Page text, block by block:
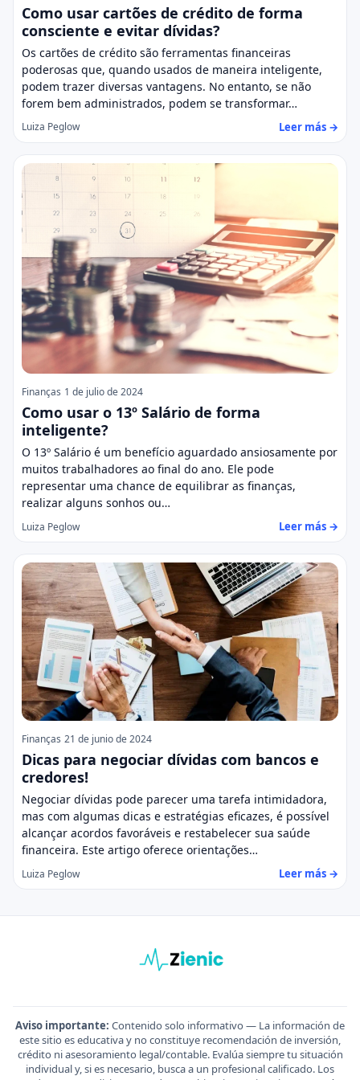
Como usar cartões de crédito de forma
consciente e evitar dívidas?
Os cartões de crédito são ferramentas financeiras
poderosas que, quando usados de maneira inteligente,
podem trazer diversas vantagens. No entanto, se não
forem bem administrados, podem se transformar…
Luiza Peglow Leer más →
Finanças 1 de julio de 2024
Como usar o 13º Salário de forma
inteligente?
O 13º Salário é um benefício aguardado ansiosamente por
muitos trabalhadores ao final do ano. Ele pode
representar uma chance de equilibrar as finanças,
realizar alguns sonhos ou…
Luiza Peglow Leer más →
Finanças 21 de junio de 2024
Dicas para negociar dívidas com bancos e
credores!
Negociar dívidas pode parecer uma tarefa intimidadora,
mas com algumas dicas e estratégias eficazes, é possível
alcançar acordos favoráveis e restabelecer sua saúde
financeira. Este artigo oferece orientações…
Luiza Peglow Leer más →
Aviso importante: Contenido solo informativo — La información de
este sitio es educativa y no constituye recomendación de inversión,
crédito ni asesoramiento legal/contable. Evalúa siempre tu situación
individual y, si es necesario, busca a un profesional calificado. Los